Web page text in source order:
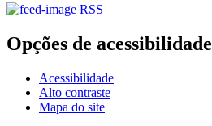
RSS
Opções de acessibilidade
Acessibilidade
Alto contraste
Mapa do site